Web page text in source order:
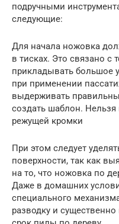
подручными
следующие:
Для начала ножовка
в тисках. Это связано с
прикладывать большое
при применении
выдерживать
создать шаблон. Нельзя
режущей кромки
При этом следует
поверхности, так как
на то, что ножовка по
Даже в домашних
специального
разводку и